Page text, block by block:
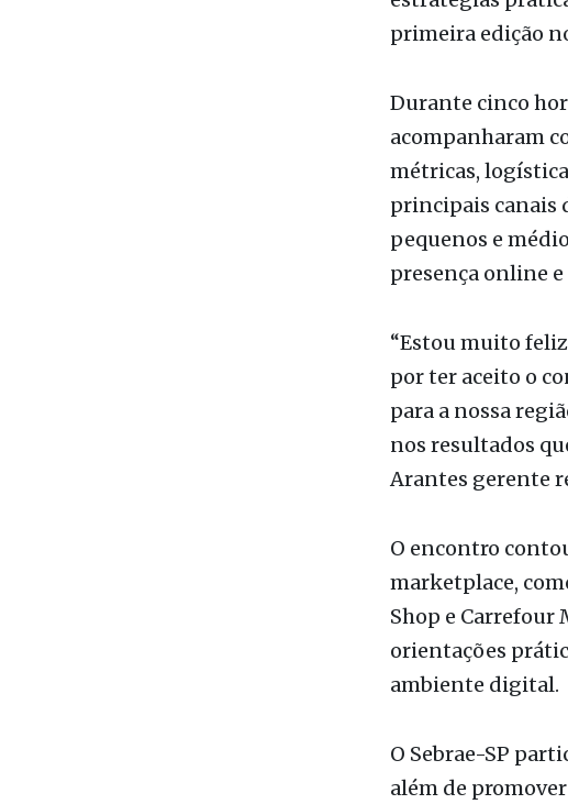
Durante cinco
métricas,
principais canais
pequenos e
presença online
“Estou muito
para a nossa
nos resultados
Arantes gerente
O encontro
Shop e Carrefour
orientações
ambiente digital.
O Sebrae-SP
comércio
Commerce, WTS